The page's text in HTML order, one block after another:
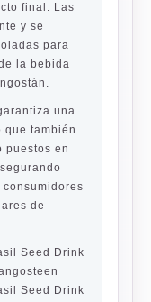
final. Las
y se
para
la bebida
una
también
puestos en
de
Seed Drink
Seed Drink